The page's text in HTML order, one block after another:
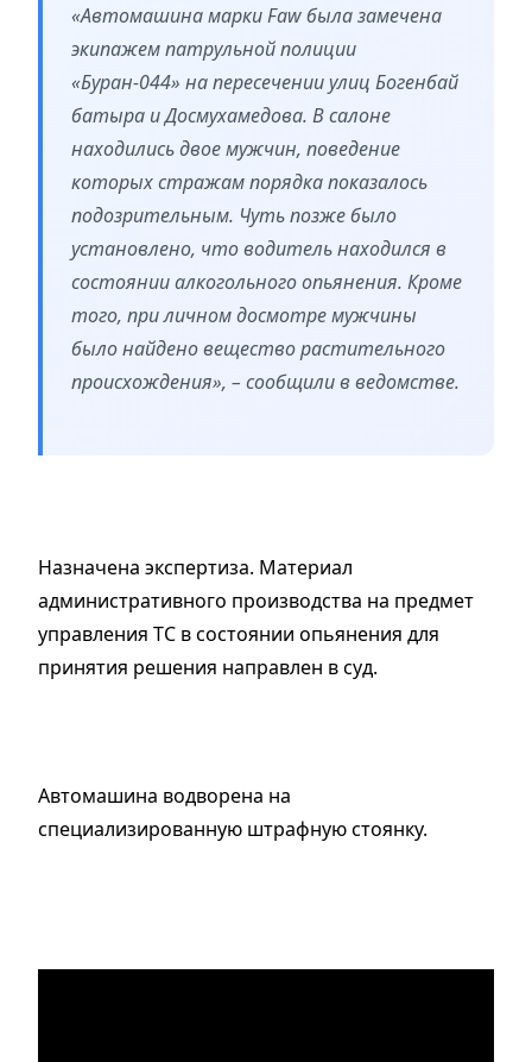
«Автомашина марки Faw была замечена
экипажем патрульной полиции
«Буран-044» на пересечении улиц Богенбай
батыра и Досмухамедова. В салоне
находились двое мужчин, поведение
которых стражам порядка показалось
подозрительным. Чуть позже было
установлено, что водитель находился в
состоянии алкогольного опьянения. Кроме
того, при личном досмотре мужчины
было найдено вещество растительного
происхождения», – сообщили в ведомстве.
Назначена экспертиза. Материал
административного производства на предмет
управления ТС в состоянии опьянения для
принятия решения направлен в суд.
Автомашина водворена на
специализированную штрафную стоянку.